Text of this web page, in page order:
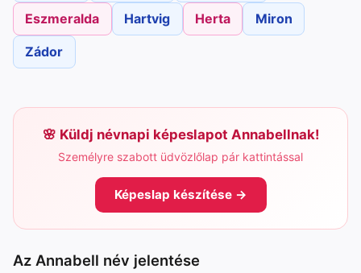
Eszmeralda Hartvig Herta Miron
Zádor
Küldj névnapi képeslapot Annabellnak!
Személyre szabott üdvözlőlap pár kattintással
Képeslap készítése →
Az Annabell név jelentése